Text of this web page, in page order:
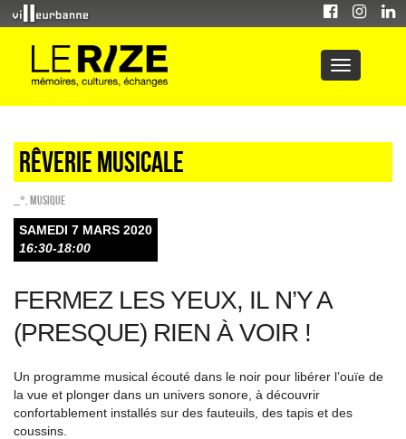
Rêverie musicale
_* Musique
SAMEDI 7 MARS 2020
16:30-18:00
FERMEZ LES YEUX, IL N’Y A
(PRESQUE) RIEN À VOIR !
Un programme musical écouté dans le noir pour libérer l’ouïe de
la vue et plonger dans un univers sonore, à découvrir
confortablement installés sur des fauteuils, des tapis et des
coussins.